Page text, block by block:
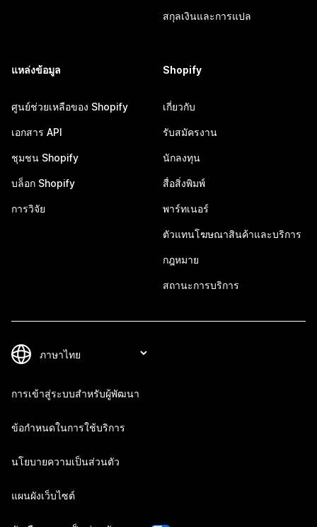
สกุลเงินและการแปล
แหล่งข้อมูล
ศูนย์ช่วยเหลือของ Shopify
เอกสาร API
ชุมชน Shopify
บล็อก Shopify
การวิจัย
Shopify
เกี่ยวกับ
รับสมัครงาน
นักลงทุน
สื่อสิ่งพิมพ์
พาร์ทเนอร์
ตัวแทนโฆษณาสินค้าและบริการ
กฎหมาย
สถานะการบริการ
การเข้าสู่ระบบสำหรับผู้พัฒนา
ข้อกำหนดในการใช้บริการ
นโยบายความเป็นส่วนตัว
แผนผังเว็บไซต์